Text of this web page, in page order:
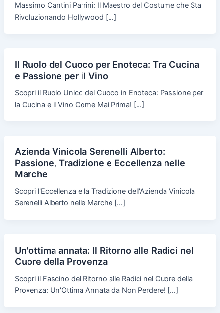
Massimo Cantini Parrini: Il Maestro del Costume che Sta
Rivoluzionando Hollywood […]
Il Ruolo del Cuoco per Enoteca: Tra Cucina
e Passione per il Vino
Scopri il Ruolo Unico del Cuoco in Enoteca: Passione per
la Cucina e il Vino Come Mai Prima! […]
Azienda Vinicola Serenelli Alberto:
Passione, Tradizione e Eccellenza nelle
Marche
Scopri l'Eccellenza e la Tradizione dell'Azienda Vinicola
Serenelli Alberto nelle Marche […]
Un'ottima annata: Il Ritorno alle Radici nel
Cuore della Provenza
Scopri il Fascino del Ritorno alle Radici nel Cuore della
Provenza: Un'Ottima Annata da Non Perdere! […]